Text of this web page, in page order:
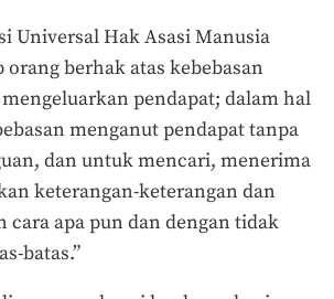
Universal Hak Asasi Manusia
orang berhak atas kebebasan
pendapat; dalam hal
menganut pendapat tanpa
dan untuk mencari, menerima
keterangan-keterangan dan
cara apa pun dan dengan tidak
batas.”